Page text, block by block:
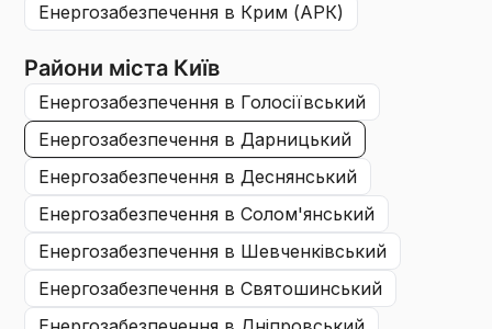
енергозабезпечення в Крим (АРК)
Райони міста Київ
енергозабезпечення в Голосіївський
енергозабезпечення в Дарницький
енергозабезпечення в Деснянський
енергозабезпечення в Солом'янський
енергозабезпечення в Шевченківський
енергозабезпечення в Святошинський